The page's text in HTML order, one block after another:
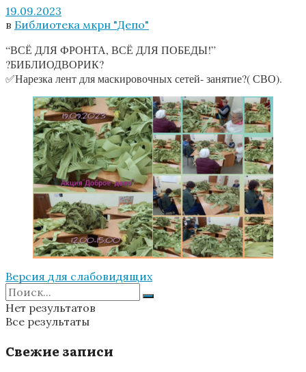
19.09.2023
в Библиотека мкрн "Депо"
“ВСЁ ДЛЯ ФРОНТА, ВСЁ ДЛЯ ПОБЕДЫ!”
?БИБЛИОДВОРИК?
✅Нарезка лент для маскировочных сетей- занятие?( СВО).
Версия для слабовидящих
Нет результатов
Все результаты
Свежие записи